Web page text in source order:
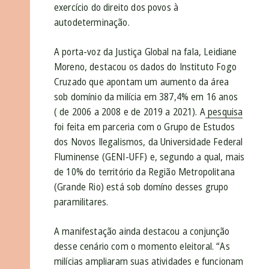
exercício do direito dos povos à
autodeterminação.
A porta-voz da Justiça Global na fala, Leidiane
Moreno, destacou os dados do Instituto Fogo
Cruzado que apontam um aumento da área
sob domínio da milícia em 387,4% em 16 anos
( de 2006 a 2008 e de 2019 a 2021). Apesquisa
foi feita em parceria com o Grupo de Estudos
dos Novos Ilegalismos, da Universidade Federal
Fluminense (GENI-UFF) e, segundo a qual, mais
de 10% do território da Região Metropolitana
(Grande Rio) está sob domíno desses grupo
paramilitares.
A manifestação ainda destacou a conjunção
desse cenário com o momento eleitoral. “As
milícias ampliaram suas atividades e funcionam